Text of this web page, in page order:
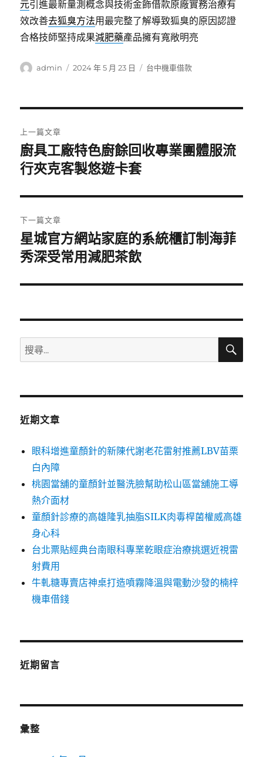
元引進最新量測概念與技術金飾借款原廠實務治療有
效改善去狐臭方法用最完整了解導致狐臭的原因認證
合格技師堅持成果減肥藥產品擁有寬敞明亮
作
admin
發
2024 年 5 月 23 日
分
台中機車借款
章
導
覽
上一篇文章
上
一
文
章:
廚具工廠特色廚餘回收專業團體服流
行夾克客製悠遊卡套
下一篇文章
下
一
文
星城官方網站家庭的系統櫃訂制海菲
秀深受常用減肥茶飲
搜
尋
鍵
搜
近期文章
眼科增進童顏針的新陳代謝老花雷射推薦LBV苗栗
白內障
桃園當舖的童顏針並醫洗臉幫助松山區當舖施工導
熱介面材
童顏針診療的高雄隆乳抽脂SILK肉毒桿菌權威高雄
身心科
台北票貼經典台南眼科專業乾眼症治療挑選近視雷
射費用
牛軋糖專賣店神桌打造噴霧降溫與電動沙發的楠梓
機車借錢
近期留言
彙整